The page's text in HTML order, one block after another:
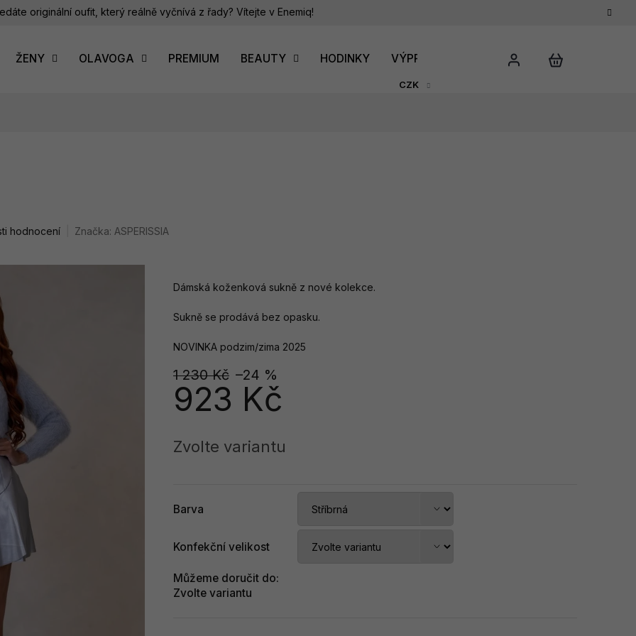
originální oufit, který reálně vyčnívá z řady? Vítejte v Enemiq!
CZK
ŽENY OLAVOGA PREMIUM BEAUTY HODINKY VÝPRODEJ DÁRKOVÝ POUKAZ
hodnocení Značka: ASPERISSIA
1 230 Kč –24 %
923 Kč
cena:
Zvolte variantu
Barva
Konfekční velikost
Můžeme doručit do:
Zvolte variantu
Dámská koženková sukně z nové kolekce.
Sukně se prodává bez opasku.
NOVINKA podzim/zima 2025